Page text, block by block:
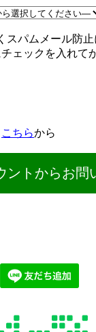
スパムメール防止
ェックを入れて
こちらから
ントからお問